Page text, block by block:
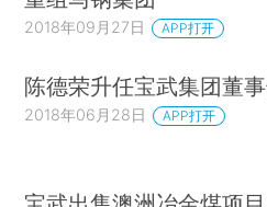
2018年09月27日 APP打开
陈德荣升任宝武集团董
2018年06月28日 APP打开